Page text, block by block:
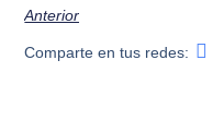
Anterior
Comparte en tus redes: